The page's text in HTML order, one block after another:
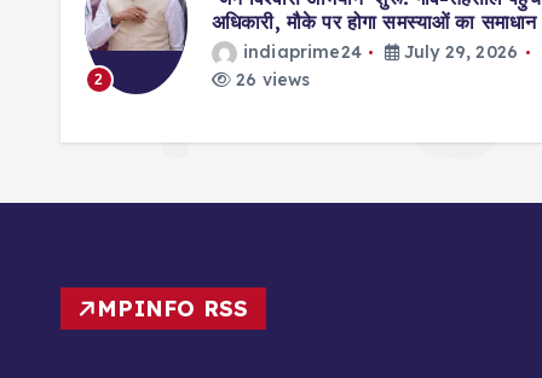
2
अधिकारी, मौके पर होगा समस्याओं का समाधान
indiaprime24
July 29, 2026
26 views
MPINFO RSS